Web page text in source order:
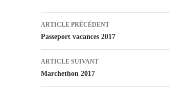
Navigation
des
articles
ARTICLE PRÉCÉDENT
Passeport vacances 2017
ARTICLE SUIVANT
Marchethon 2017